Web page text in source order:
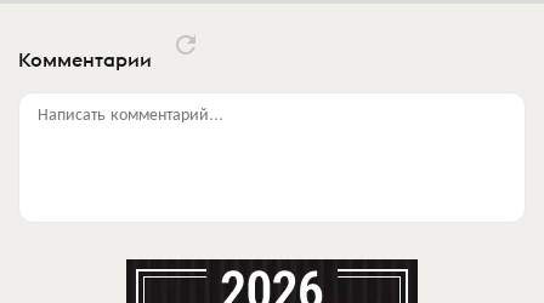
Комментарии
Написать комментарий...